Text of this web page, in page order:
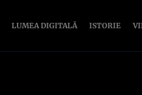
LUMEA DIGITALĂ ISTORIE